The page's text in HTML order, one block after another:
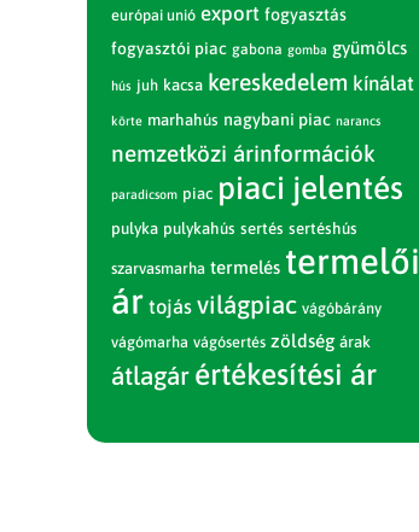
európai unió export fogyasztás
fogyasztói piac gabona gomba gyümölcs
hús juh kacsa kereskedelem kínálat
körte marhahús nagybani piac narancs
nemzetközi árinformációk
paradicsom piac piaci jelentés
pulyka pulykahús sertés sertéshús
szarvasmarha termelés termelői
ár tojás világpiac vágóbárány
vágómarha vágósertés zöldség árak
átlagár értékesítési ár